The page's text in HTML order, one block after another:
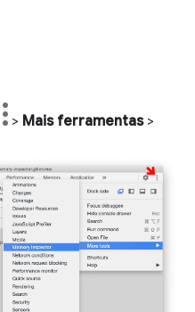
> Mais ferramentas>